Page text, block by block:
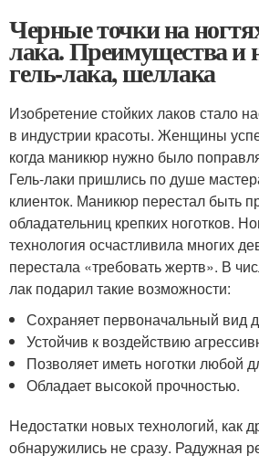
Черные точки на
лака. Преимущества и
гель-лака, шеллака
Изобретение стойких лаков стало
в индустрии красоты. Женщины
когда маникюр нужно было
Гель-лаки пришлись по душе
клиенток. Маникюр перестал быть
обладательниц крепких ноготков.
технология осчастливила многих
перестала «требовать жертв». В
лак подарил такие возможности:
Сохраняет первоначальный вид
Устойчив к воздействию
Позволяет иметь ноготки любой
Обладает высокой прочностью.
Недостатки новых технологий, как
обнаружились не сразу. Радужная